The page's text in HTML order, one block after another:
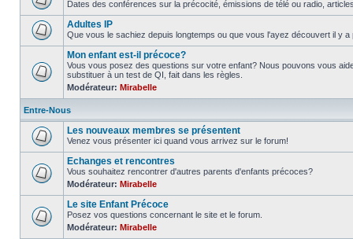
Dates des conférences sur la précocité, émissions de télé ou radio,
Adultes IP
Que vous le sachiez depuis longtemps ou que vous l'ayez découvert il y
Mon enfant est-il précoce?
Vous vous posez des questions sur votre enfant? Nous pouvons vous
substituer à un test de QI, fait dans les règles.
Modérateur: Mirabelle
Entre-Nous
Les nouveaux membres se présentent
Venez vous présenter ici quand vous arrivez sur le forum!
Echanges et rencontres
Vous souhaitez rencontrer d'autres parents d'enfants précoces?
Modérateur: Mirabelle
Le site Enfant Précoce
Posez vos questions concernant le site et le forum.
Modérateur: Mirabelle